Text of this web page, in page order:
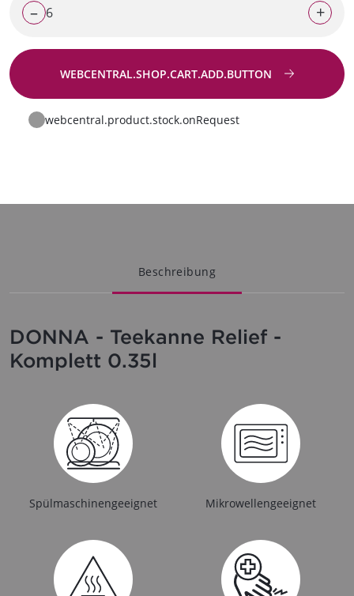
– +
WEBCENTRAL.SHOP.CART.ADD.BUTTON
Zur Anfrage
webcentral.product.stock.onRequest
Beschreibung
DONNA - Teekanne Relief -
Komplett 0.35l
Spülmaschinengeeignet Mikrowellengeeignet